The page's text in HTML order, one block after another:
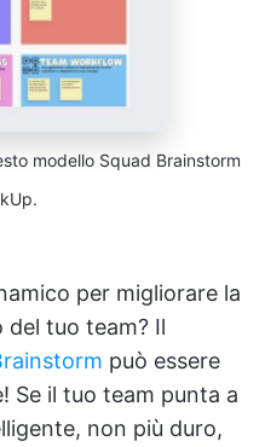
modello Squad Brainstorm
per migliorare la
tuo team? Il
può essere
Se il tuo team punta a
non più duro,